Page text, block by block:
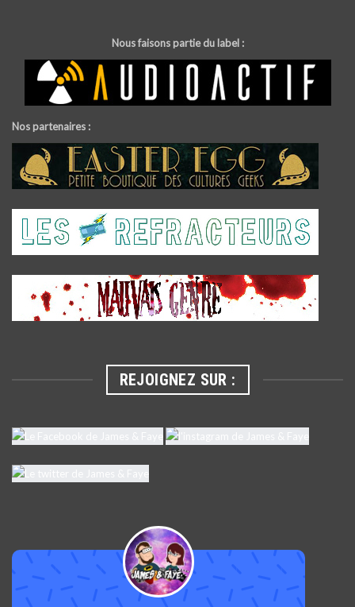
Nous faisons partie du label :
Nos partenaires :
REJOIGNEZ SUR :